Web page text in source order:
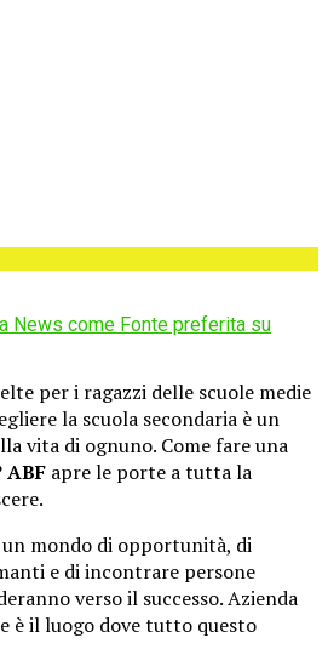
News come Fonte preferita su
per i ragazzi delle scuole medie
la scuola secondaria è un
vita di ognuno. Come fare una
ABF apre le porte a tutta la
mondo di opportunità, di
e di incontrare persone
verso il successo. Azienda
è il luogo dove tutto questo